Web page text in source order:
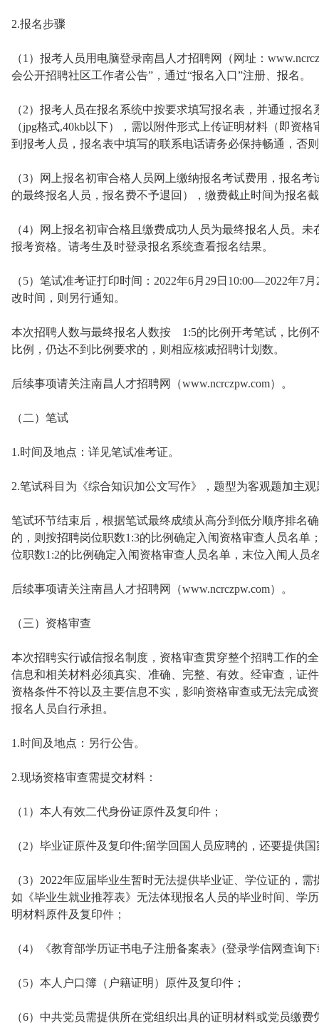
2.报名步骤
（1）报考人员用电脑登录南昌人才招聘网（网址：
会公开招聘社区工作者公告”，通过“报名入口”注册、报名。
（2）报考人员在报名系统中按要求填写报名表，并通过报
（jpg格式,40kb以下），需以附件形式上传证明材料（即资
到报考人员，报名表中填写的联系电话请务必保持畅通，否
（3）网上报名初审合格人员网上缴纳报名考试费用，报名
的最终报名人员，报名费不予退回），缴费截止时间为报名
（4）网上报名初审合格且缴费成功人员为最终报名人员。
报考资格。请考生及时登录报名系统查看报名结果。
（5）笔试准考证打印时间：2022年6月29日10:00—2022年7
改时间，则另行通知。
本次招聘人数与最终报名人数按 1:5的比例开考笔试，比例
比例，仍达不到比例要求的，则相应核减招聘计划数。
后续事项请关注南昌人才招聘网（www.ncrczpw.com）。
（二）笔试
1.时间及地点：详见笔试准考证。
2.笔试科目为《综合知识加公文写作》，题型为客观题加主
笔试环节结束后，根据笔试最终成绩从高分到低分顺序排名
的，则按招聘岗位职数1:3的比例确定入闱资格审查人员名单
位职数1:2的比例确定入闱资格审查人员名单，末位入闱人员
后续事项请关注南昌人才招聘网（www.ncrczpw.com）。
（三）资格审查
本次招聘实行诚信报名制度，资格审查贯穿整个招聘工作的
信息和相关材料必须真实、准确、完整、有效。经审查，证
资格条件不符以及主要信息不实，影响资格审查或无法完成
报名人员自行承担。
1.时间及地点：另行公告。
2.现场资格审查需提交材料：
（1）本人有效二代身份证原件及复印件；
（2）毕业证原件及复印件;留学回国人员应聘的，还要提供
（3）2022年应届毕业生暂时无法提供毕业证、学位证的，
如《毕业生就业推荐表》无法体现报名人员的毕业时间、学
明材料原件及复印件；
（4）《教育部学历证书电子注册备案表》(登录学信网查询
（5）本人户口簿（户籍证明）原件及复印件；
（6）中共党员需提供所在党组织出具的证明材料或党员缴